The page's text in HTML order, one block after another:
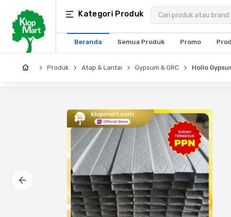
Kategori Produk
Beranda Semua Produk Promo
Kategori
Produk
Arsitektur
Produk Atap & Lantai Gypsum & GRC Hollo